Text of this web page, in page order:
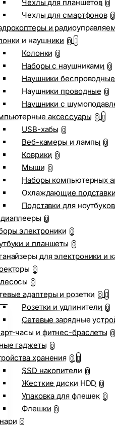
Чехлы для планшетов 0
Чехлы для смартфонов 0
и
и наушники 0
Колонки 0
Наборы с наушниками 0
Наушники беспроводные
Наушники проводные 0
Наушники с
аксессуары 0
USB-хабы 0
Веб-камеры и лампы 0
Коврики 0
Мыши 0
Наборы компьютерных
Охлаждающие
Подставки для ноутбуков
0
электроники 0
и планшеты 0
для электроники и
0
0
адаптеры и розетки 0
Розетки и удлинители 0
Сетевые зарядные
часы и фитнес-браслеты 0
гаджеты 0
хранения 0
SSD накопители 0
Жесткие диски HDD 0
Упаковка для флешек 0
Флешки 0
0